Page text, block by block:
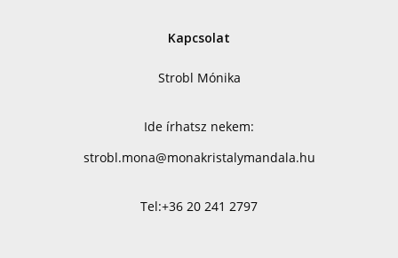
Kapcsolat
Strobl Mónika
Ide írhatsz nekem:
strobl.mona@monakristalymandala.hu
Tel:+36 20 241 2797